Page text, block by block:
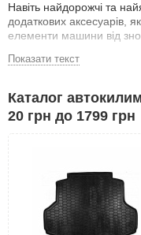
Навіть найдорожчі та
додаткових аксесуарів,
елементи машини від
Чому варто
Не дивлячись на те, що
повсякденних цілях,
підлоги, так і саму
призвести до серйозних
Якісний килимок для
захистить ці частини
служби.
Показати текст
Каталог
20 грн до 1799 грн